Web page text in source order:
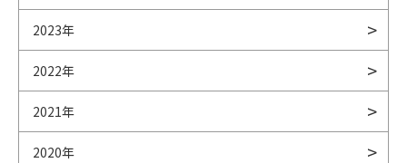
2023年
2022年
2021年
2020年